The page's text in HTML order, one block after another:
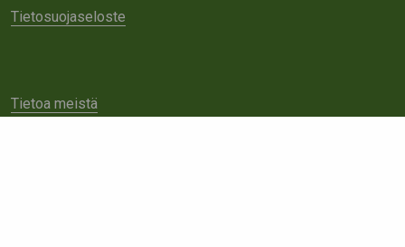
Tietosuojaseloste
Tietoa meistä